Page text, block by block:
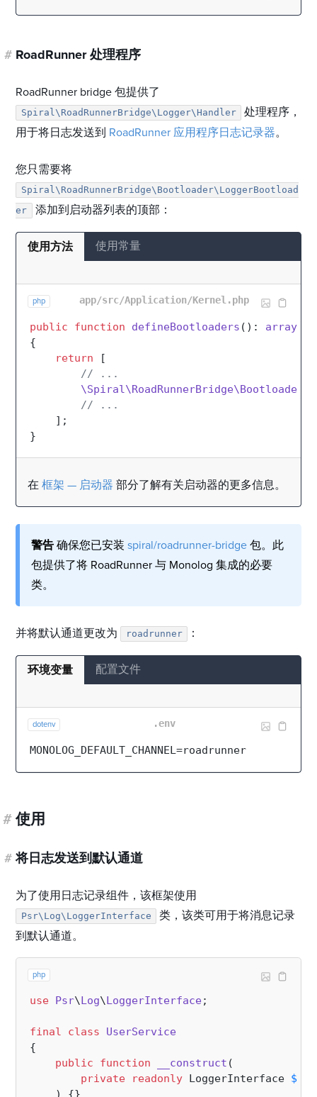
# RoadRunner 处理程序
RoadRunner bridge 包提供了
Spiral\RoadRunnerBridge\Logger\Handler
处理程序，
用于将日志发送到 RoadRunner 应用程序日志记录器。
您只需要将
Spiral\RoadRunnerBridge\Bootloader\LoggerBootload
er
添加到启动器列表的顶部：
使用方法 使用常量
php app/src/Application/Kernel.php
public function defineBootloaders ( ): array
{
return [
// ...
// ...
    ];
在框架 — 启动器 部分了解有关启动器的更多信息。
警告 确保您已安装spiral/roadrunner-bridge 包。此
包提供了将 RoadRunner 与 Monolog 集成的必要
类。
并将默认通道更改为 roadrunner ：
环境变量 配置文件
dotenv .env
# 使用
# 将日志发送到默认通道
为了使用日志记录组件，该框架使用
Psr\Log\LoggerInterface
类，该类可用于将消息记录
到默认通道。
php
use Psr\Log\LoggerInterface;
final class
UserService
{
public
function __construct (
private
readonly LoggerInterface
) {}